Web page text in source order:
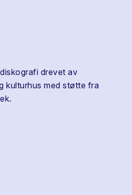
drevet av
kulturhus med støtte fra